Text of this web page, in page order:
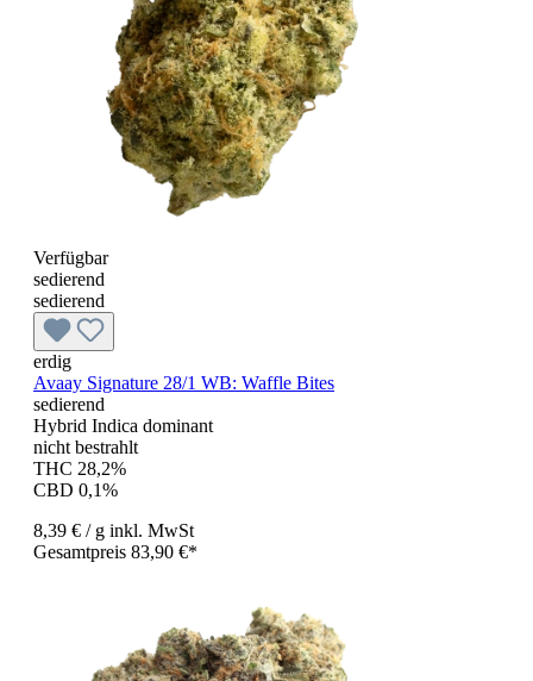
Verfügbar
sedierend
sedierend
erdig
Avaay Signature 28/1 WB: Waffle Bites
sedierend
Hybrid Indica dominant
nicht bestrahlt
THC 28,2%
CBD 0,1%
8,39 € / g inkl. MwSt
Gesamtpreis 83,90 €*